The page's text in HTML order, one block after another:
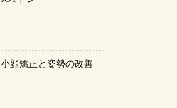
小顔矯正と姿勢の改善